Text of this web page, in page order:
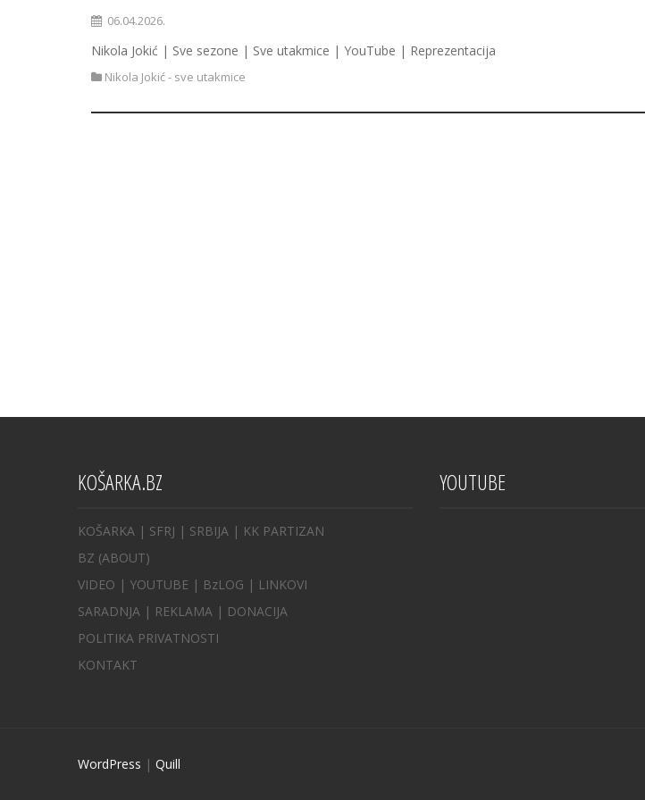
06.04.2026.
Nikola Jokić | Sve sezone | Sve utakmice | YouTube | Reprezentacija
Nikola Jokić - sve utakmice
KOŠARKA.BZ
KOŠARKA | SFRJ | SRBIJA | KK PARTIZAN
BZ (ABOUT)
VIDEO | YOUTUBE | BzLOG | LINKOVI
SARADNJA | REKLAMA | DONACIJA
POLITIKA PRIVATNOSTI
KONTAKT
YOUTUBE
WordPress | Quill